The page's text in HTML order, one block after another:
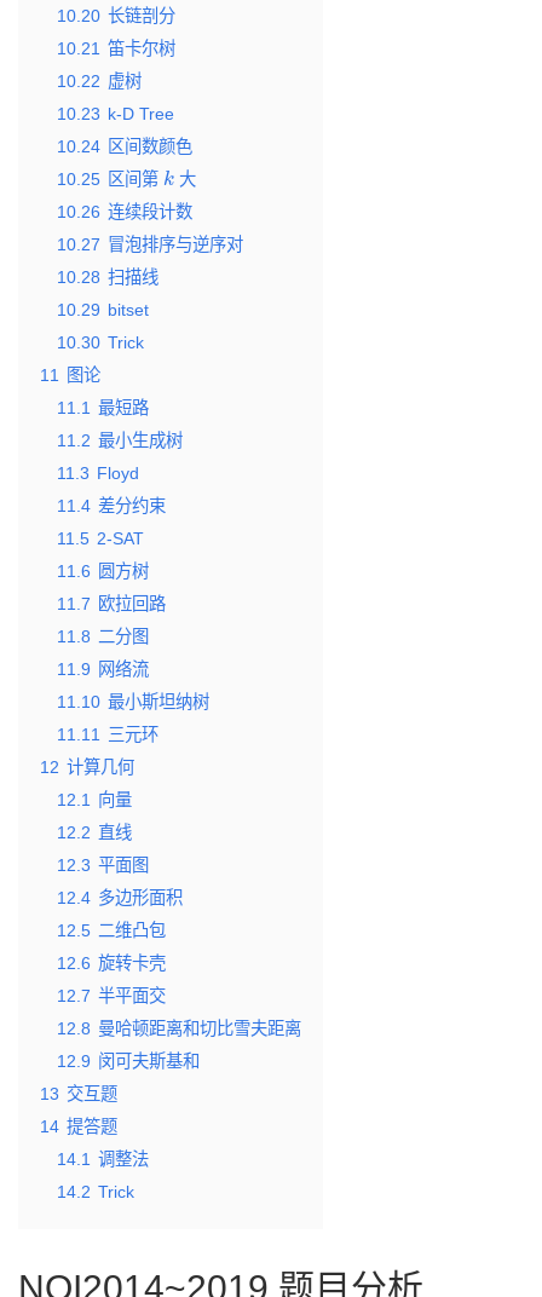
10.20 长链剖分
10.21 笛卡尔树
10.22 虚树
10.23 k-D Tree
10.24 区间数颜色
10.25 区间第 k 大
10.26 连续段计数
10.27 冒泡排序与逆序对
10.28 扫描线
10.29 bitset
10.30 Trick
11
图论
11.1 最短路
11.2 最小生成树
11.3 Floyd
11.4 差分约束
11.5 2-SAT
11.6
圆方树
11.7 欧拉回路
11.8 二分图
11.9
网络流
11.10 最小斯坦纳树
11.11
三元环
12 计算几何
12.1
向量
12.2 直线
12.3 平面图
12.4 多边形面积
12.5 二维凸包
12.6 旋转卡壳
12.7 半平面交
12.8 曼哈顿距离和切比雪夫距离
12.9 闵可夫斯基和
13 交互题
14 提答题
14.1 调整法
14.2 Trick
NOI2014~2019 题目分析